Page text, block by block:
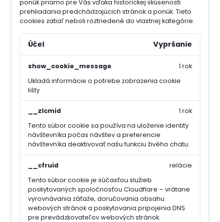
ponúk priamo pre Vás vďaka historickej skúsenosti
prehliadania predchádzajúcich stránok a ponúk. Tieto
cookies zatiaľ neboli roztriedené do vlastnej kategórie.
Účel Vypršanie
show_cookie_message
Ukladá informácie o potrebe zobrazenia cookie
lišty
1 rok
__zlcmid
Tento súbor cookie sa používa na uloženie identity
návštevníka počas návštev a preferencie
návštevníka deaktivovať našu funkciu živého chatu.
1 rok
__cfruid
Tento súbor cookie je súčasťou služieb
poskytovaných spoločnosťou Cloudflare – vrátane
vyrovnávania záťaže, doručovania obsahu
webových stránok a poskytovania pripojenia DNS
pre prevádzkovateľov webových stránok.
relácie